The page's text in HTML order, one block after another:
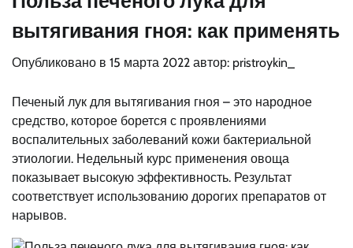
вытягивания гноя: как применять
Опубликовано в 15 марта 2022 автор: pristroykin_
Печеный лук для вытягивания гноя – это народное
средство, которое борется с проявлениями
воспалительных заболеваний кожи бактериальной
этиологии. Недельный курс применения овоща
показывает высокую эффективность. Результат
соответствует использованию дорогих препаратов от
нарывов.